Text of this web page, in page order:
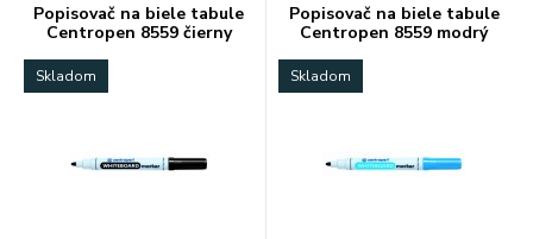
Popisovač na biele tabule
Centropen 8559 čierny
Skladom
Popisovač na biele tabule
Centropen 8559 modrý
Skladom